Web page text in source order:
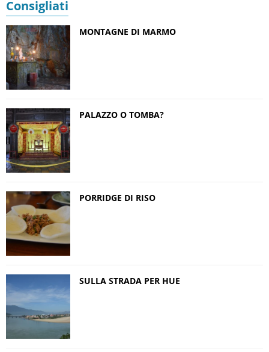
Consigliati
MONTAGNE DI MARMO
PALAZZO O TOMBA?
PORRIDGE DI RISO
SULLA STRADA PER HUE